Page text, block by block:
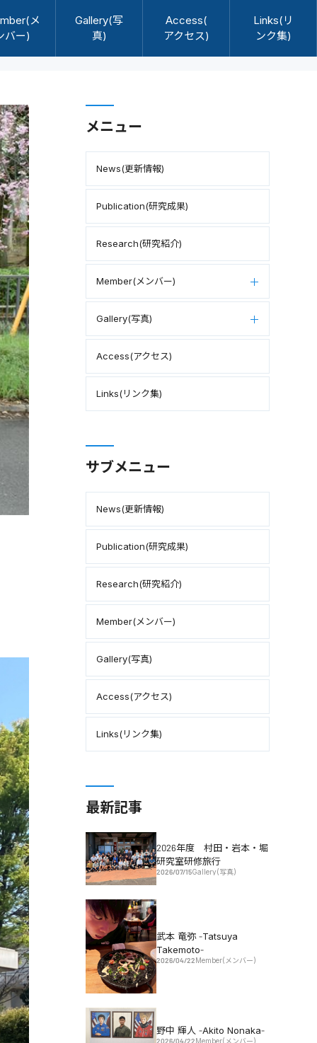
メ
バー)
Gallery(写
真)
Access(
アクセス)
Links(リ
ンク集)
メニュー
News(更新情報)
Publication(研究成果)
Research(研究紹介)
Member(メンバー)
Gallery(写真)
Access(アクセス)
Links(リンク集)
サブメニュー
News(更新情報)
Publication(研究成果)
Research(研究紹介)
Member(メンバー)
Gallery(写真)
Access(アクセス)
Links(リンク集)
最新記事
2026年度 村田・岩本・堀
研究室研修旅行
2026/07/15Gallery(写真)
武本 竜弥 -Tatsuya
Takemoto-
2026/04/22Member(メンバー)
野中 輝人 -Akito Nonaka-
2026/04/22 Member(メンバー)